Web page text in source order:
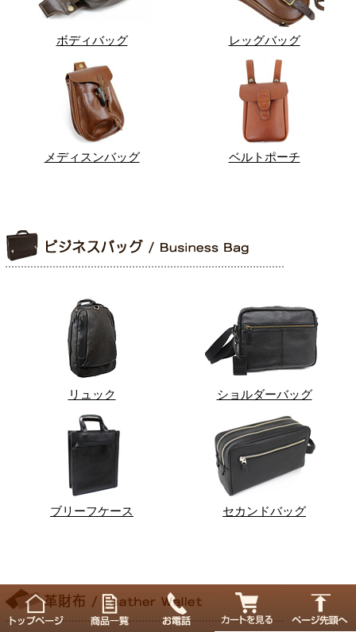
ボディバッグ レッグバッグ
メディスンバッグ ベルトポーチ
リュック ショルダーバッグ
ブリーフケース セカンドバッグ